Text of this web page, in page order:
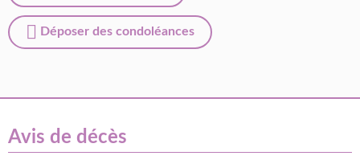
Déposer des condoléances
Avis de décès